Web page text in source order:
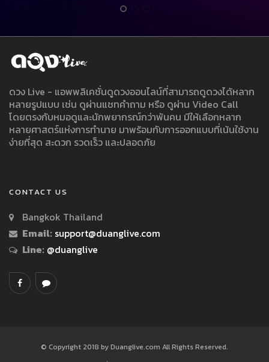
ดวง Live - แอพพลิเคชั่นดูดวงออนไลน์ที่สามารถดูดวงได้หลาก
หลายรูปแบบ เช่น ดูผ่านแชทคำถาม หรือ ดูผ่าน Video Call
โดยตรงกับหมอดูและนักพยากรณ์กว่าพันคน มีให้เลือกหลาก
หลายศาสตร์แห่งการทำนาย มาพร้อมกับการออกแบบที่เน้นใช้งาน
ง่ายที่สุด สะดวก รวดเร็ว และปลอดภัย
CONTACT US
Bangkok Thailand
Email: support@duanglive.com
Line: @duanglive
© Copyright 2018 by Duanglive.com All Rights Reserved.